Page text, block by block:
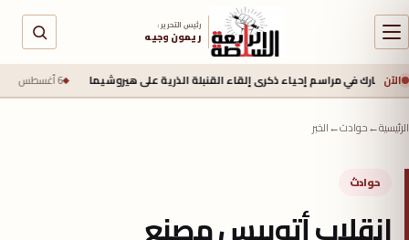
رئيس التحرير :
ريمون وجيه
الآن
في مراسم إحياء ذكرى إلقاء القنبلة الذرية على هيروشيما 6 أغسطس 2026 - 6:50 ص
الرئيسية←حوادث←الخبر
حوادث
انقلاب أتوبيس مصنع